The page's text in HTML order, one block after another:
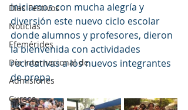
Días Festivos
Noticias
Efemérides
Día Internacional de
Admisiones
Cursos
Iniciamos con mucha alegría y
diversión este nuevo ciclo escolar
donde alumnos y profesores, dieron
la bienvenida con actividades
recreativas a los nuevos integrantes
de prepa.